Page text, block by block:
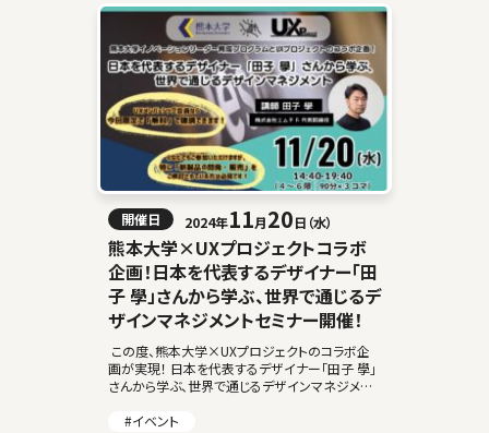
熊本大学×UXプロジェクトコラボ
企画！日本を代表するデザイナー「田
子 學」さんから学ぶ、世界で通じるデ
ザインマネジメントセミナー開催！
開催日 2024年11月20日（水）
この度、熊本大学×UXプロジェクトのコラボ企
画が実現！ 日本を代表するデザイナー「田子 學」
さんから学ぶ、世界で通じるデザインマネジメン
活動に関わる産業に必須となる「デザイ […]
#イベント